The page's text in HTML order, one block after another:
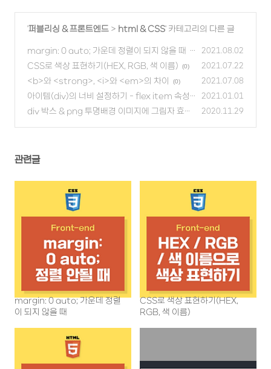
'퍼블리싱 & 프론트엔드 > html & CSS' 카테고리의 다른 글
margin: 0 auto; 가운데 정렬이 되지 않을 때
(0)
2021.08.02
CSS로 색상 표현하기(HEX, RGB, 색 이름) (0) 2021.07.22
<b>와 <strong>, <i>와 <em>의 차이 (0) 2021.07.08
아이템(div)의 너비 설정하기 - flex item 속성
(2) (0)
2021.01.01
div 박스 & png 투명배경 이미지에 그림자 효과
2020.11.29
관련글
margin: 0 auto; 가운데 정렬
이 되지 않을 때
CSS로 색상 표현하기(HEX,
RGB, 색 이름)